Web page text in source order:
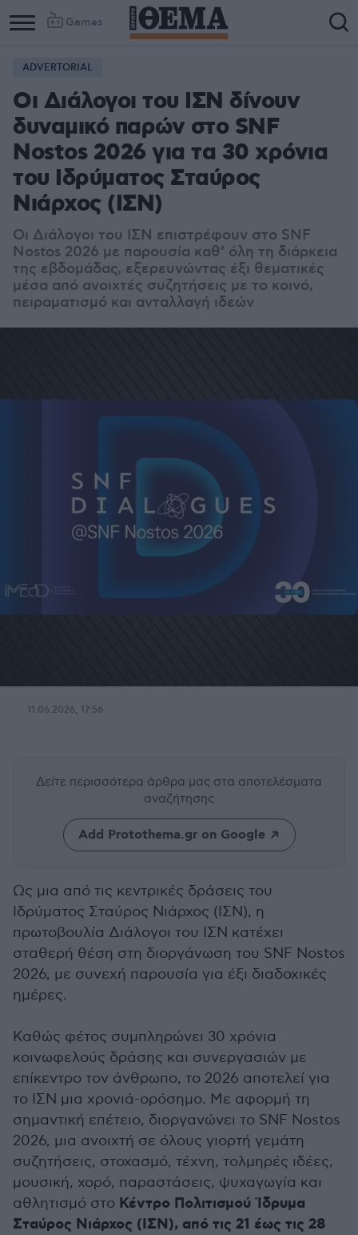
Games
ADVERTORIAL
Οι Διάλογοι του ΙΣΝ δίνουν
δυναμικό παρών στο SNF
Nostos 2026 για τα 30 χρόνια
του Ιδρύματος Σταύρος
Νιάρχος (ΙΣΝ)
Οι Διάλογοι του ΙΣΝ επιστρέφουν στο SNF
Nostos 2026 με παρουσία καθ’ όλη τη διάρκεια
της εβδομάδας, εξερευνώντας έξι θεματικές
μέσα από ανοιχτές συζητήσεις με το κοινό,
πειραματισμό και ανταλλαγή ιδεών
11.06.2026, 17:56
Δείτε περισσότερα άρθρα μας στα αποτελέσματα
αναζήτησης
Add Protothema.gr on Google
Ως μια από τις κεντρικές δράσεις του
Ιδρύματος Σταύρος Νιάρχος (ΙΣΝ), η
πρωτοβουλία Διάλογοι του ΙΣΝ κατέχει
σταθερή θέση στη διοργάνωση του SNF Nostos
2026, με συνεχή παρουσία για έξι διαδοχικές
ημέρες.
Καθώς φέτος συμπληρώνει 30 χρόνια
κοινωφελούς δράσης και συνεργασιών με
επίκεντρο τον άνθρωπο, το 2026 αποτελεί για
το ΙΣΝ μια χρονιά-ορόσημο. Mε αφορμή τη
σημαντική επέτειο, διοργανώνει το SNF Nostos
2026, μια ανοιχτή σε όλους γιορτή γεμάτη
συζητήσεις, στοχασμό, τέχνη, τολμηρές ιδέες,
μουσική, χορό, παραστάσεις, ψυχαγωγία και
αθλητισμό στο Κέντρο Πολιτισμού Ίδρυμα
Σταύρος Νιάρχος (ΙΣΝ), από τις 21 έως τις 28